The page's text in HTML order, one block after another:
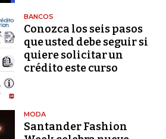
BANCOS
Conozca los seis pasos
que usted debe seguir si
quiere solicitar un
crédito este curso
MODA
Santander Fashion